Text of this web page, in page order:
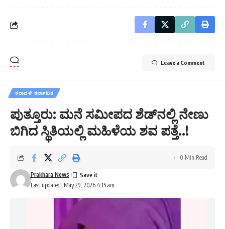
Leave a Comment
ಕರಾವಳಿ ಕರ್ನಾಟಕ
ಪುತ್ತೂರು: ಮನೆ ಸಮೀಪದ ಶೆಡ್‌ನಲ್ಲಿ ನೇಣು
ಬಿಗಿದ ಸ್ಥಿತಿಯಲ್ಲಿ ಮಹಿಳೆಯ ಶವ ಪತ್ತೆ..!
Last updated: May 29, 2026 4:15 am
Prakhara News
0 Min Read